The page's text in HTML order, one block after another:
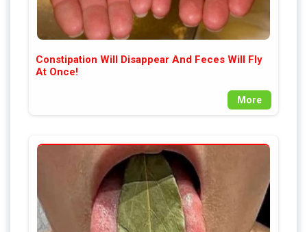
Constipation Will Disappear And Feces Will Fly
At Once!
More